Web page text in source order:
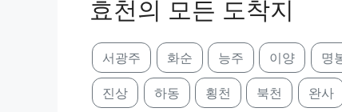
효천의 모든 도착지
서광주 화순 능주 이양 명
진상 하동 횡천 북천 완사